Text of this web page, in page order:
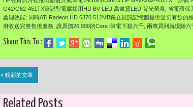
G42/G62-451TX筆記型電腦採用HD BV LED 高畫質LED 背光螢幕, 省電環
處理效能; 同時ATi Radeon HD 6370 512MB獨立視訊記憶體提供游刃有餘
府收送完整售後服務, 讓原價26,900的Core i筆電下殺六千, 兩萬買到就現賺
Share This To :
« 較新的文章
Related Posts